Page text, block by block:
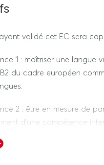
validé cet EC sera
1 : maîtriser une langue
du cadre européen
2 : être en mesure de
d'une compétence
enseignements / savoirs